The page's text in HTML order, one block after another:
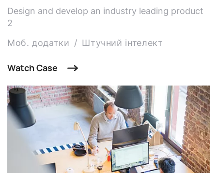
Design and develop an industry leading product
2
Моб. додатки
Штучний інтелект
Watch Case